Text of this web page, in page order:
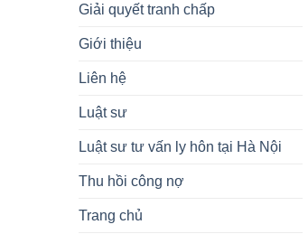
Giải quyết tranh chấp
Giới thiệu
Liên hệ
Luật sư
Luật sư tư vấn ly hôn tại Hà Nội
Thu hồi công nợ
Trang chủ